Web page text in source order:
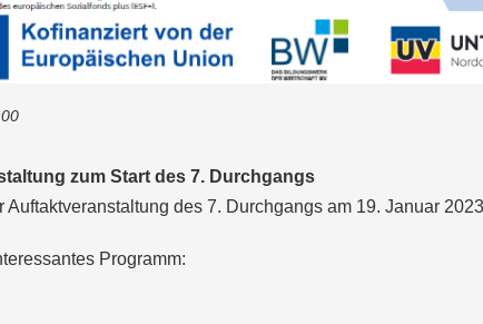
zum Start des 7. Durchgangs
des 7. Durchgangs am 19. Januar
Programm: